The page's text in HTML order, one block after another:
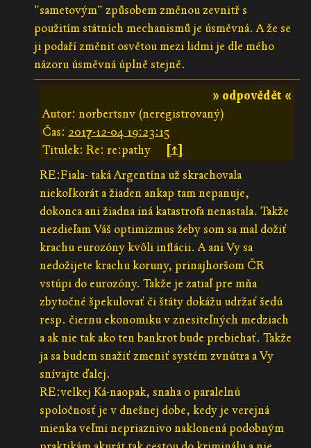
"sametovým" způsobem změnou zevnitř s
použitím státních mechanismů je úsměvná. A že se
ji podaří změnit osvětou mezi lidmi je dle mého
názoru úsměvná úplně stejně.
» odpovědět «
Autor: norbertsnv (neregistrovaný)
Čas: 2017-12-04 19:23:15
Titulek: Re: re:pathy
[↑]
RE:Fiala- taká Argentína už skrachovala
niekoľkorát a žiaden ankap tam nepanuje,
dokonca ani žiadna iná katastrofa nenastala. Takže
nezdieľam Váš optimizmus žeby som sa mal dožiť
krachu eurozóny kvôli inflácii. A ani Vy sa
nedožijete krachu koruny, prinajhoršom ČR
vstúpi do eurozóny. Takže je zatiaľ pre mňa
zbytočné špekulovať či štáty dokážu udržať šedú
resp. čiernu ekonomiku v znesiteľných medziach
a ak nie tak ako ten bankrot bude prebiehať. Takže
ja sa budem snažiť zmeniť systém zvnútra a Vy
snívajte ďalej.
RE:velkej Ká-naopak, snaha o paralelnú
spoločnosť je v dnešnej dobe, kedy je verejná
mienka veľmi nepriaznivo naklonená podobným